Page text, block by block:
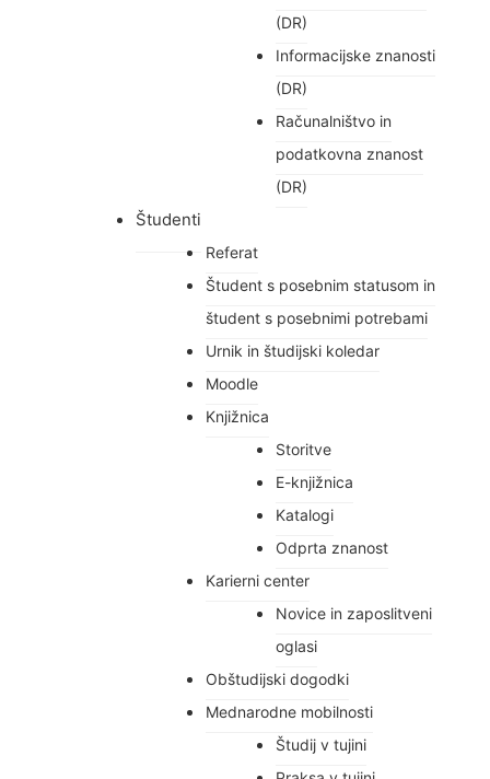
(DR)
Informacijske znanosti
(DR)
Računalništvo in
podatkovna znanost
(DR)
Študenti
Referat
Študent s posebnim statusom in
študent s posebnimi potrebami
Urnik in študijski koledar
Moodle
Knjižnica
Storitve
E-knjižnica
Katalogi
Odprta znanost
Karierni center
Novice in zaposlitveni
oglasi
Obštudijski dogodki
Mednarodne mobilnosti
Študij v tujini